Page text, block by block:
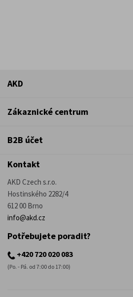
AKD
Zákaznické centrum
B2B účet
Kontakt
AKD Czech s.r.o.
Hostinského 2282/4
612 00 Brno
info@akd.cz
Potřebujete poradit?
+420 720 020 083
(Po. - Pá. od 7:00 do 17:00)